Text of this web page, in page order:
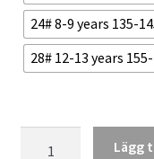
24# 8-9 years 135-
28# 12-13 years
Lägg